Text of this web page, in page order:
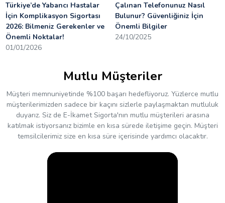
Türkiye’de Yabancı Hastalar
İçin Komplikasyon Sigortası
2026: Bilmeniz Gerekenler ve
Önemli Noktalar!
01/01/2026
Çalınan Telefonunuz Nasıl
Bulunur? Güvenliğiniz İçin
Önemli Bilgiler
24/10/2025
Mutlu Müşteriler
Müşteri memnuniyetinde %100 başarı hedefliyoruz. Yüzlerce mutlu
müşterilerimizden sadece bir kaçını sizlerle paylaşmaktan mutluluk
duyarız. Siz de E-İkamet Sigorta'nın mutlu müşterileri arasına
katılmak istiyorsanız bizimle en kısa sürede iletişime geçin. Müşteri
temsilcilerimiz size en kısa süre içerisinde yardımcı olacaktır.